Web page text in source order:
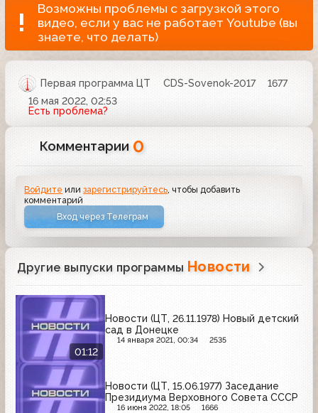
Возможны проблемы с загрузкой этого
видео, если у вас не работает Youtube (вы
знаете, что делать)
Первая программа ЦТ CDS-Sovenok-2017
1677
16 мая 2022, 02:53
Есть проблема?
Комментарии 0
Войдите илизарегистрируйтесь , чтобы добавить
комментарий
Вход через Телеграм
Другие выпуски программы Новости
01:12
Новости (ЦТ, 26.11.1978) Новый детский
сад в Донецке
14 января 2021, 00:34 2535
Новости (ЦТ, 15.06.1977) Заседание
Президиума Верховного Совета СССР
16 июня 2022, 18:05 1666